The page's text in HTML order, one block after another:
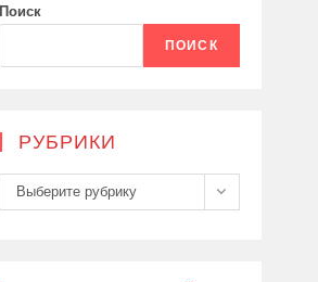
Поиск
ПОИСК
РУБРИКИ
Рубрики
Выберите рубрику